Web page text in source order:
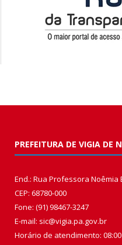
PREFEITURA DE VIGIA DE
End.: Rua Professora Noêmia
CEP: 68780-000
Fone: (91) 98467-3247
E-mail: sic@vigia.pa.gov.br
Horário de atendimento: